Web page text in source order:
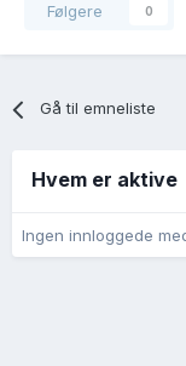
Følgere 0
Gå til emneliste
Hvem er aktive
Ingen innloggede